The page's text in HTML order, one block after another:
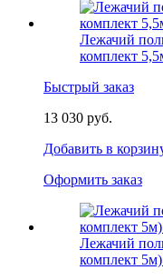
Лежачий
комплект
Быстрый заказ
13 030 руб.
Добавить в
Оформить заказ
Лежачий
комплект 5м)